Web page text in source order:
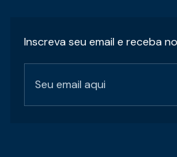
Inscreva seu email e receba